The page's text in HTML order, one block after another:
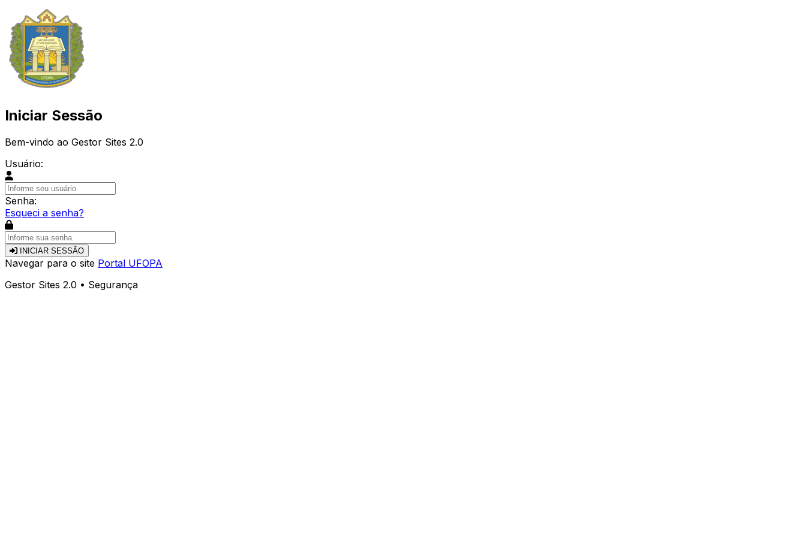
Iniciar Sessão
Bem-vindo ao Gestor Sites 2.0
Usuário:
Senha:
Esqueci a senha?
INICIAR SESSÃO
Navegar para o site Portal UFOPA
Gestor Sites 2.0 • Segurança